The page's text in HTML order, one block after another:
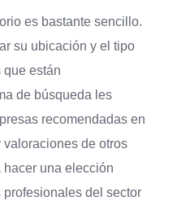
es bastante sencillo.
su ubicación y el tipo
que están
de búsqueda les
recomendadas en
de otros
una elección
del sector